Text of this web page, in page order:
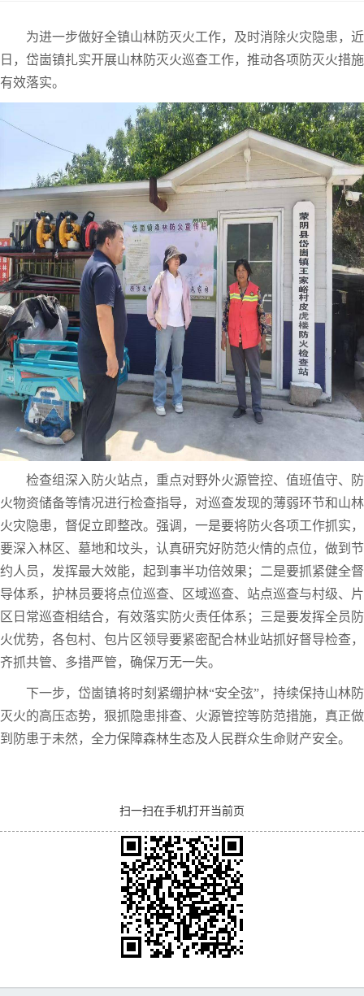
为进一步做好全镇山林防灭火工作，及时消除火灾隐患，近
日，岱崮镇扎实开展山林防灭火巡查工作，推动各项防灭火措施
有效落实。
检查组深入防火站点，重点对野外火源管控、值班值守、防
火物资储备等情况进行检查指导，对巡查发现的薄弱环节和山林
火灾隐患，督促立即整改。强调，一是要将防火各项工作抓实，
要深入林区、墓地和坟头，认真研究好防范火情的点位，做到节
约人员，发挥最大效能，起到事半功倍效果；二是要抓紧健全督
导体系，护林员要将点位巡查、区域巡查、站点巡查与村级、片
区日常巡查相结合，有效落实防火责任体系；三是要发挥全员防
火优势，各包村、包片区领导要紧密配合林业站抓好督导检查，
齐抓共管、多措严管，确保万无一失。
下一步，岱崮镇将时刻紧绷护林“安全弦”，持续保持山林防
灭火的高压态势，狠抓隐患排查、火源管控等防范措施，真正做
到防患于未然，全力保障森林生态及人民群众生命财产安全。
扫一扫在手机打开当前页